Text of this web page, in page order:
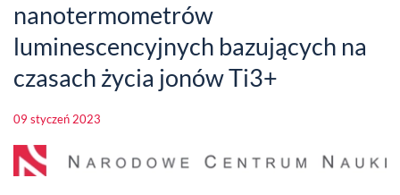
nanotermometrów
luminescencyjnych bazujących na
czasach życia jonów Ti3+
09 styczeń 2023